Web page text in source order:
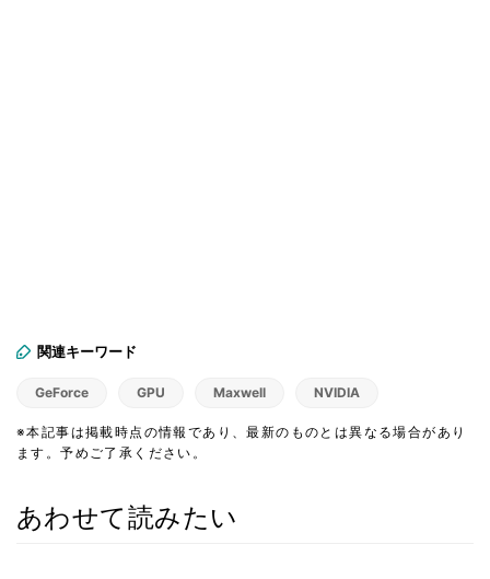
関連キーワード
GeForce GPU Maxwell NVIDIA
※本記事は掲載時点の情報であり、最新のものとは異なる場合があり
ます。予めご了承ください。
あわせて読みたい